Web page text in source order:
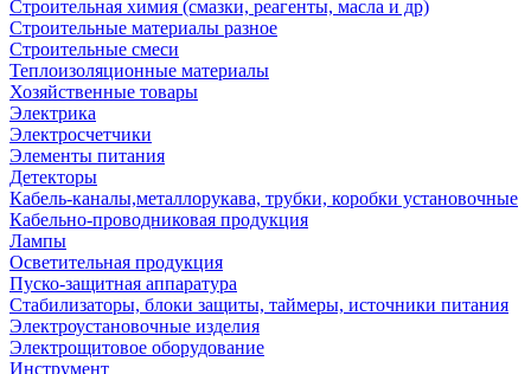
Строительная химия (смазки, реагенты, масла и др)
Строительные материалы разное
Строительные смеси
Теплоизоляционные материалы
Хозяйственные товары
Электрика
Электросчетчики
Элементы питания
Детекторы
Кабель-каналы,металлорукава, трубки, коробки установочные
Кабельно-проводниковая продукция
Лампы
Осветительная продукция
Пуско-защитная аппаратура
Стабилизаторы, блоки защиты, таймеры, источники питания
Электроустановочные изделия
Электрощитовое оборудование
Инструмент